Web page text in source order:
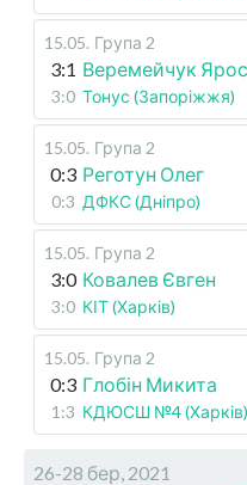
15.05. Група 2
3:1 Веремейчук
3:0 Тонус (Запоріжжя)
15.05. Група 2
0:3 Реготун Олег
0:3 ДФКС (Дніпро)
15.05. Група 2
3:0 Ковалев Євген
3:0 КІТ (Харків)
15.05. Група 2
0:3 Глобін Микита
1:3 КДЮСШ №4 (Харків)
26-28 бер, 2021